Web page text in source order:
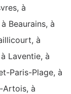
à
Beaurains, à
à
Laventie, à
Paris-Plage, à
Artois, à